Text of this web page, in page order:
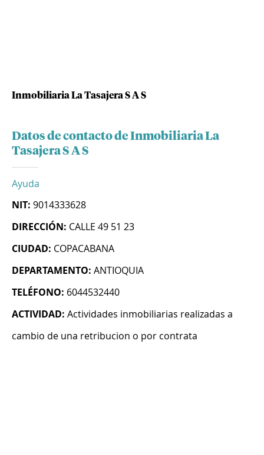
Inmobiliaria La Tasajera S A S
Datos de contacto de Inmobiliaria La
Tasajera S A S
Ayuda
NIT: 9014333628
DIRECCIÓN: CALLE 49 51 23
CIUDAD: COPACABANA
DEPARTAMENTO: ANTIOQUIA
TELÉFONO: 6044532440
ACTIVIDAD: Actividades inmobiliarias realizadas a
cambio de una retribucion o por contrata